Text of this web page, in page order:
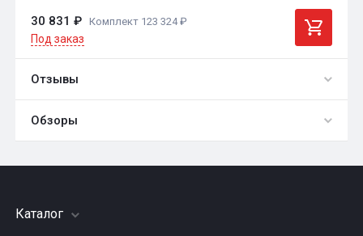
30 831 ₽ Комплект 123 324 ₽
Под заказ
Отзывы
Общий рейтинг 0
Обзоры
Каталог